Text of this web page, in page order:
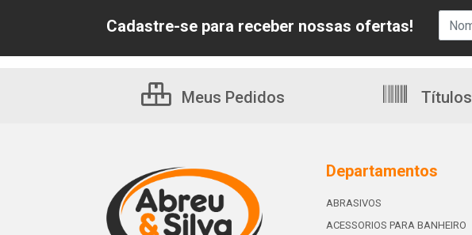
Cadastre-se para receber nossas ofertas!
Meus Pedidos Títulos
Departamentos
ABRASIVOS
ACESSORIOS PARA BANHEIRO